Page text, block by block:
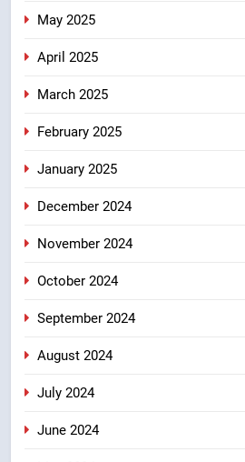
May 2025
April 2025
March 2025
February 2025
January 2025
December 2024
November 2024
October 2024
September 2024
August 2024
July 2024
June 2024